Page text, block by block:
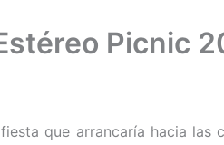
Picnic
que arrancaría hacia